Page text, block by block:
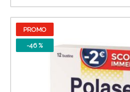
PROMO
-46 %